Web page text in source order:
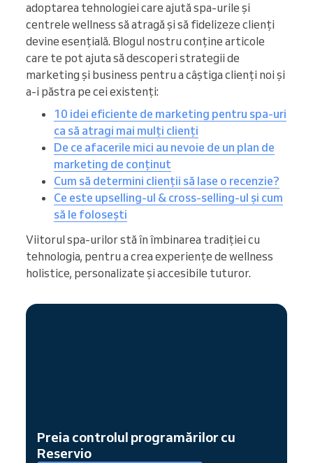
adoptarea tehnologiei care ajută spa-urile și
centrele wellness să atragă și să fidelizeze clienți
devine esențială. Blogul nostru conține articole
care te pot ajuta să descoperi strategii de
marketing și business pentru a câștiga clienți noi și
a-i păstra pe cei existenți:
10 idei eficiente de marketing pentru spa-uri
ca să atragi mai mulți clienți
De ce afacerile mici au nevoie de un plan de
marketing de conținut
Cum să determini clienții să lase o recenzie?
Ce este upselling-ul & cross-selling-ul și cum
să le folosești
Viitorul spa-urilor stă în îmbinarea tradiției cu
tehnologia, pentru a crea experiențe de wellness
holistice, personalizate și accesibile tuturor.
Preia controlul programărilor cu
Reservio